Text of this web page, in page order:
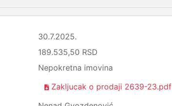
30.7.2025.
189.535,50 RSD
Nepokretna imovina
Zakljucak o prodaji 2639-23.pdf